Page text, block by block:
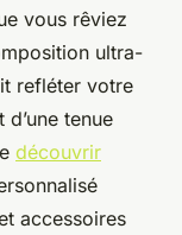
vous rêviez
ultra-
refléter votre
tenue
découvrir
accessoires